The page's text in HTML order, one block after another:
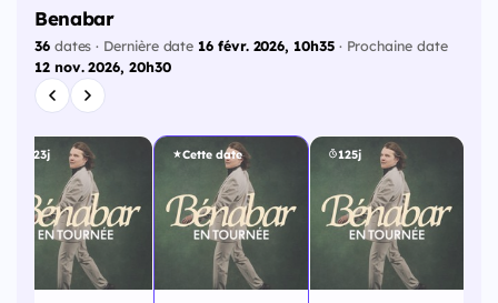
Benabar
36dates · Dernière date 16 févr. 2026, 10h35· Prochaine date
12 nov. 2026, 20h30
123j Cette date 125j